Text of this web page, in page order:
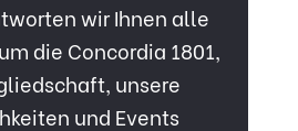
wir Ihnen alle
die Concordia 1801,
unsere
und Events